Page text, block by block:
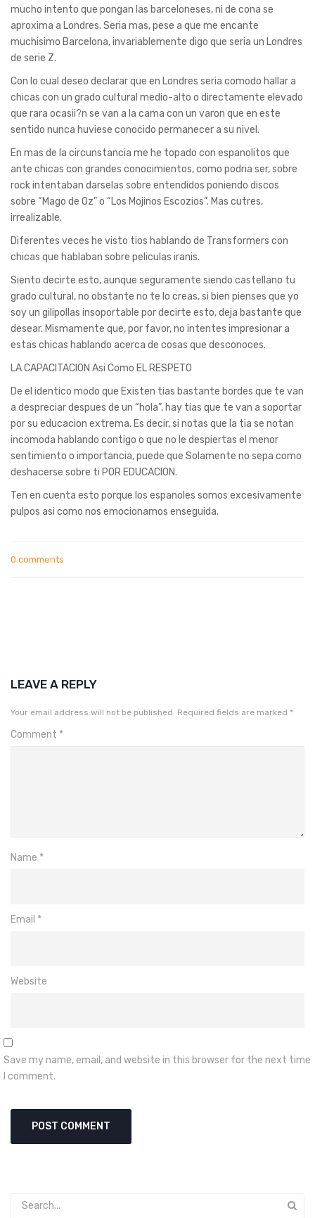
mucho intento que pongan las barceloneses, ni de cona se
aproxima a Londres. Seri­a mas, pese a que me encante
muchisimo Barcelona, invariablemente digo que seri­a un Londres
de serie Z.
Con lo cual deseo declarar que en Londres seri­a comodo hallar a
chicas con un grado cultural medio-alto o directamente elevado
que rara ocasii?n se van a la cama con un varon que en este
sentido nunca huviese conocido permanecer a su nivel.
En mas de la circunstancia me he topado con espanolitos que
ante chicas con grandes conocimientos, como podri­a ser, sobre
rock intentaban darselas sobre entendidos poniendo discos
sobre “Mago de Oz” o “Los Mojinos Escozios”. Mas cutres,
irrealizable.
Diferentes veces he visto tios hablando de Transformers con
chicas que hablaban sobre peliculas iranis.
Siento decirte esto, aunque seguramente siendo castellano tu
grado cultural, no obstante no te lo creas, si bien pienses que yo
soy un gilipollas insoportable por decirte esto, deja bastante que
desear. Mismamente que, por favor, no intentes impresionar a
estas chicas hablando acerca de cosas que desconoces.
LA CAPACITACION Asi­ Como EL RESPETO
De el identico modo que Existen tias bastante bordes que te van
a despreciar despues de un “hola”, hay tias que te van a soportar
por su educacion extrema. Es decir, si notas que la tia se notan
incomoda hablando contigo o que no le despiertas el menor
sentimiento o importancia, puede que Solamente no sepa como
deshacerse sobre ti POR EDUCACION.
Ten en cuenta esto porque los espanoles somos excesivamente
pulpos asi­ como nos emocionamos enseguida.
0 comments
LEAVE A REPLY
Your email address will not be published. Required fields are marked *
Comment *
Name *
Email *
Website
Save my name, email, and website in this browser for the next time
I comment.